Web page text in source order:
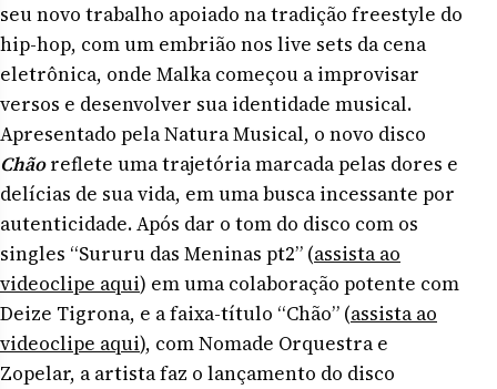
seu novo trabalho apoiado na tradição freestyle do
hip-hop, com um embrião nos live sets da cena
eletrônica, onde Malka começou a improvisar
versos e desenvolver sua identidade musical.
Apresentado pela Natura Musical, o novo disco
Chão reflete uma trajetória marcada pelas dores e
delícias de sua vida, em uma busca incessante por
autenticidade. Após dar o tom do disco com os
singles “Sururu das Meninas pt2” (assista ao
videoclipe aqui) em uma colaboração potente com
Deize Tigrona, e a faixa-título “Chão” (assista ao
videoclipe aqui), com Nomade Orquestra e
Zopelar, a artista faz o lançamento do disco